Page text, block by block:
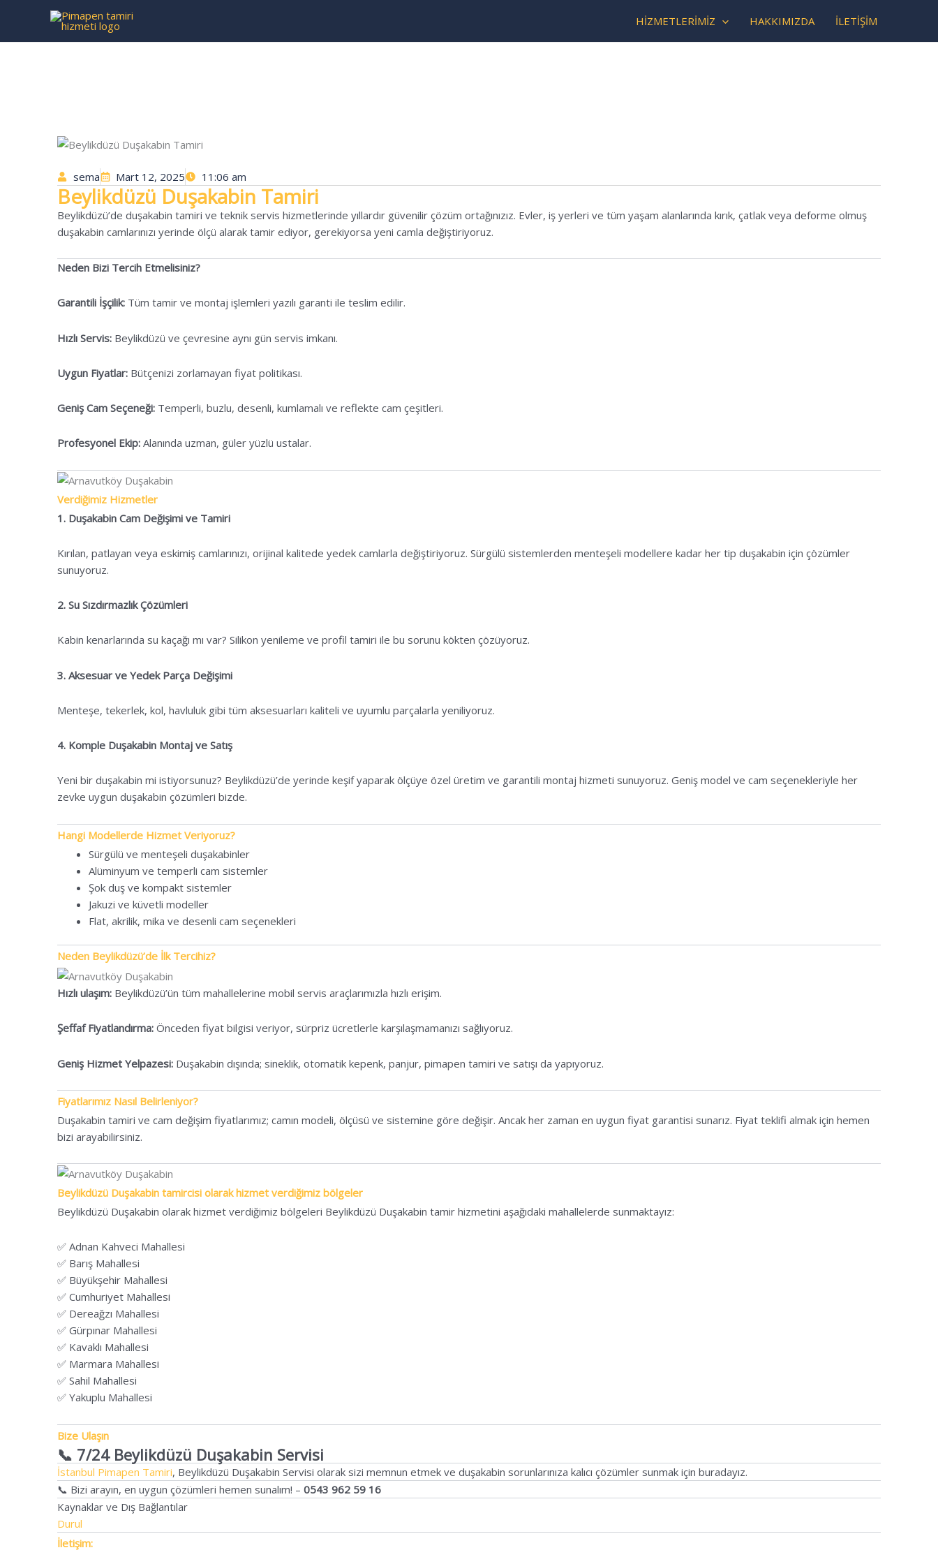
HİZMETLERİMİZ HAKKIMIZDA İLETİŞİM
sema Mart 12, 2025 11:06 am
Beylikdüzü Duşakabin Tamiri
Beylikdüzü’de duşakabin tamiri ve teknik servis hizmetlerinde yıllardır güvenilir çözüm ortağınızız. Evler, iş yerleri ve tüm yaşam alanlarında kırık, çatlak veya deforme olmuş
duşakabin camlarınızı yerinde ölçü alarak tamir ediyor, gerekiyorsa yeni camla değiştiriyoruz.
Neden Bizi Tercih Etmelisiniz?
Garantili İşçilik: Tüm tamir ve montaj işlemleri yazılı garanti ile teslim edilir.
Hızlı Servis: Beylikdüzü ve çevresine aynı gün servis imkanı.
Uygun Fiyatlar: Bütçenizi zorlamayan fiyat politikası.
Geniş Cam Seçeneği: Temperli, buzlu, desenli, kumlamalı ve reflekte cam çeşitleri.
Profesyonel Ekip: Alanında uzman, güler yüzlü ustalar.
Verdiğimiz Hizmetler
1. Duşakabin Cam Değişimi ve Tamiri
Kırılan, patlayan veya eskimiş camlarınızı, orijinal kalitede yedek camlarla değiştiriyoruz. Sürgülü sistemlerden menteşeli modellere kadar her tip duşakabin için çözümler
sunuyoruz.
2. Su Sızdırmazlık Çözümleri
Kabin kenarlarında su kaçağı mı var? Silikon yenileme ve profil tamiri ile bu sorunu kökten çözüyoruz.
3. Aksesuar ve Yedek Parça Değişimi
Menteşe, tekerlek, kol, havluluk gibi tüm aksesuarları kaliteli ve uyumlu parçalarla yeniliyoruz.
4. Komple Duşakabin Montaj ve Satış
Yeni bir duşakabin mi istiyorsunuz? Beylikdüzü’de yerinde keşif yaparak ölçüye özel üretim ve garantili montaj hizmeti sunuyoruz. Geniş model ve cam seçenekleriyle her
zevke uygun duşakabin çözümleri bizde.
Hangi Modellerde Hizmet Veriyoruz?
Sürgülü ve menteşeli duşakabinler
Alüminyum ve temperli cam sistemler
Şok duş ve kompakt sistemler
Jakuzi ve küvetli modeller
Flat, akrilik, mika ve desenli cam seçenekleri
Neden Beylikdüzü’de İlk Tercihiz?
Hızlı ulaşım: Beylikdüzü’ün tüm mahallelerine mobil servis araçlarımızla hızlı erişim.
Şeffaf Fiyatlandırma: Önceden fiyat bilgisi veriyor, sürpriz ücretlerle karşılaşmamanızı sağlıyoruz.
Geniş Hizmet Yelpazesi: Duşakabin dışında; sineklik, otomatik kepenk, panjur, pimapen tamiri ve satışı da yapıyoruz.
Fiyatlarımız Nasıl Belirleniyor?
Duşakabin tamiri ve cam değişim fiyatlarımız; camın modeli, ölçüsü ve sistemine göre değişir. Ancak her zaman en uygun fiyat garantisi sunarız. Fiyat teklifi almak için hemen
bizi arayabilirsiniz.
Beylikdüzü Duşakabin tamircisi olarak hizmet verdiğimiz bölgeler
Beylikdüzü Duşakabin olarak hizmet verdiğimiz bölgeleri Beylikdüzü Duşakabin tamir hizmetini aşağıdaki mahallelerde sunmaktayız:
✅ Adnan Kahveci Mahallesi
✅ Barış Mahallesi
✅ Büyükşehir Mahallesi
✅ Cumhuriyet Mahallesi
✅ Dereağzı Mahallesi
✅ Gürpınar Mahallesi
✅ Kavaklı Mahallesi
✅ Marmara Mahallesi
✅ Sahil Mahallesi
✅ Yakuplu Mahallesi
Bize Ulaşın
📞 7/24 Beylikdüzü Duşakabin Servisi
İstanbul Pimapen Tamiri, Beylikdüzü Duşakabin Servisi olarak sizi memnun etmek ve duşakabin sorunlarınıza kalıcı çözümler sunmak için buradayız.
📞 Bizi arayın, en uygun çözümleri hemen sunalım! – 0543 962 59 16
Kaynaklar ve Dış Bağlantılar
Durul
İletişim: